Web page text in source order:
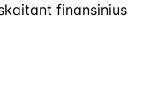
finansinius